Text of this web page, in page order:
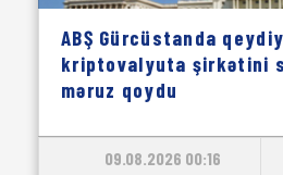
ABŞ Gürcüstanda
kriptovalyuta şirkətini
məruz qoydu
09.08.2026 00:16